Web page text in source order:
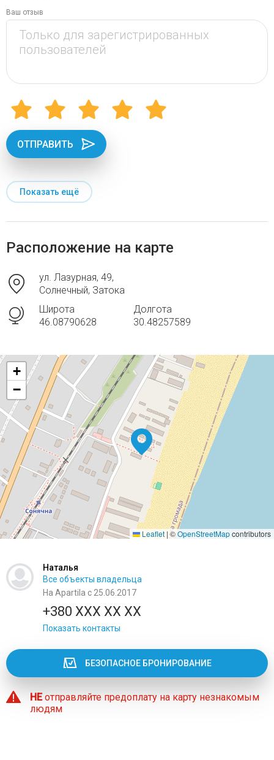
Ваш отзыв
ОТПРАВИТЬ
Показать ещё
Расположение на карте
ул. Лазурная, 49,
Солнечный, Затока
Широта
46.08790628
Долгота
30.48257589
+
−
Leaflet |©OpenStreetMapcontributors
Наталья
Все объекты владельца
На Apartila с 25.06.2017
+380 XXX XX XX
Показать контакты
БЕЗОПАСНОЕ БРОНИРОВАНИЕ
НЕотправляйте предоплату на карту незнакомым
людям